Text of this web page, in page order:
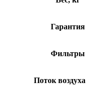
Гарантия
Фильтры
Поток